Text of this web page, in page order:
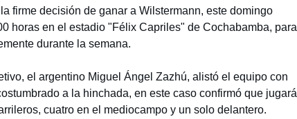
firme decisión de ganar a Wilstermann, este domingo
horas en el estadio "Félix Capriles" de Cochabamba, para
durante la semana.
el argentino Miguel Ángel Zazhú, alistó el equipo con
a la hinchada, en este caso confirmó que jugará
cuatro en el mediocampo y un solo delantero.